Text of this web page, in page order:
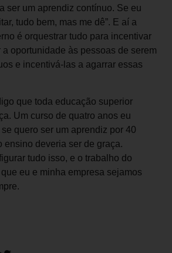
ser um aprendiz contínuo. Se eu
tudo bem, mas me dê”. E aí a
é orquestrar tudo para incentivar
a oportunidade às pessoas de serem
e incentivá-las a agarrar essas
que toda educação superior
Um curso de quatro anos eu
quero ser um aprendiz por 40
ensino deveria ser de graça.
tudo isso, e o trabalho do
eu e minha empresa sejamos